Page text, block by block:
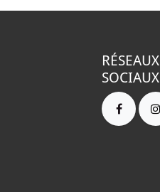
RÉSEAUX
SOCIAUX